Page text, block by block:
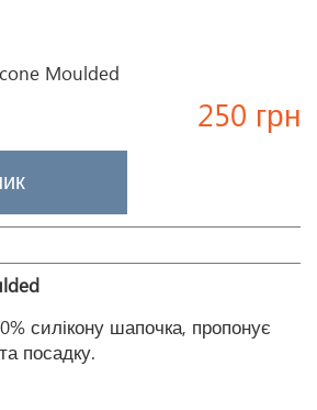
Moulded
250 грн
силікону шапочка, пропонує
посадку.